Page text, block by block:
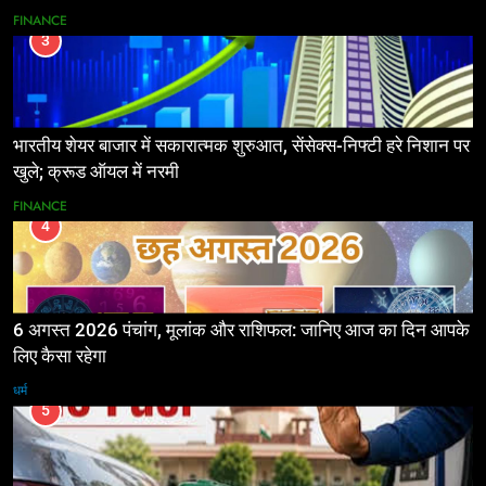
FINANCE
3
भारतीय शेयर बाजार में सकारात्मक शुरुआत, सेंसेक्स-निफ्टी हरे निशान पर
खुले; क्रूड ऑयल में नरमी
FINANCE
4
6 अगस्त 2026 पंचांग, मूलांक और राशिफल: जानिए आज का दिन आपके
लिए कैसा रहेगा
धर्म
5